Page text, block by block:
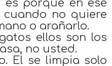
es porque en ese
cuando no quiere
o arañarlo.
ellos son los
no usted.
El se limpia solo